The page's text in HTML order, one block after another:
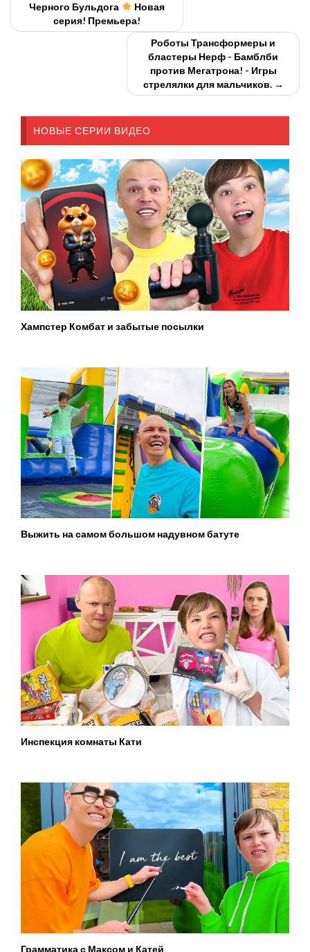
Черного Бульдога
Новая
серия! Премьера!
Роботы Трансформеры и
бластеры Нерф - Бамблби
против Мегатрона! - Игры
стрелялки для мальчиков. →
НОВЫЕ СЕРИИ ВИДЕО
Хампстер Комбат и забытые посылки
Выжить на самом большом надувном батуте
Инспекция комнаты Кати
Грамматика с Максом и Катей